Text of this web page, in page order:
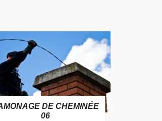
DE CHEMINÉE
06